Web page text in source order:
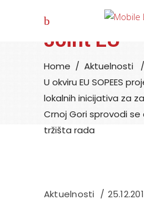
Joint EU
Home / Aktuelnosti
/
U okviru EU SOPEES
lokalnih inicijativa za
Crnoj Gori sprovodi se
tržišta rada
Aktuelnosti